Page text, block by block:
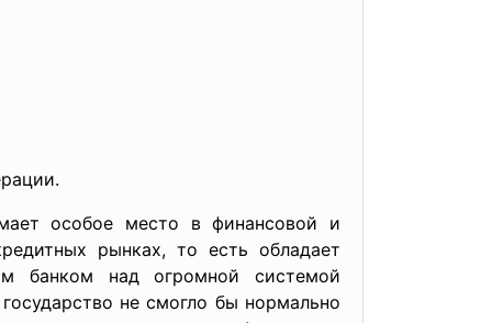
особое место в финансовой и
рынках, то есть обладает
банком над огромной системой
не смогло бы нормально